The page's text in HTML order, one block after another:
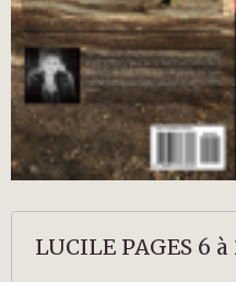
LUCILE PAGES 6